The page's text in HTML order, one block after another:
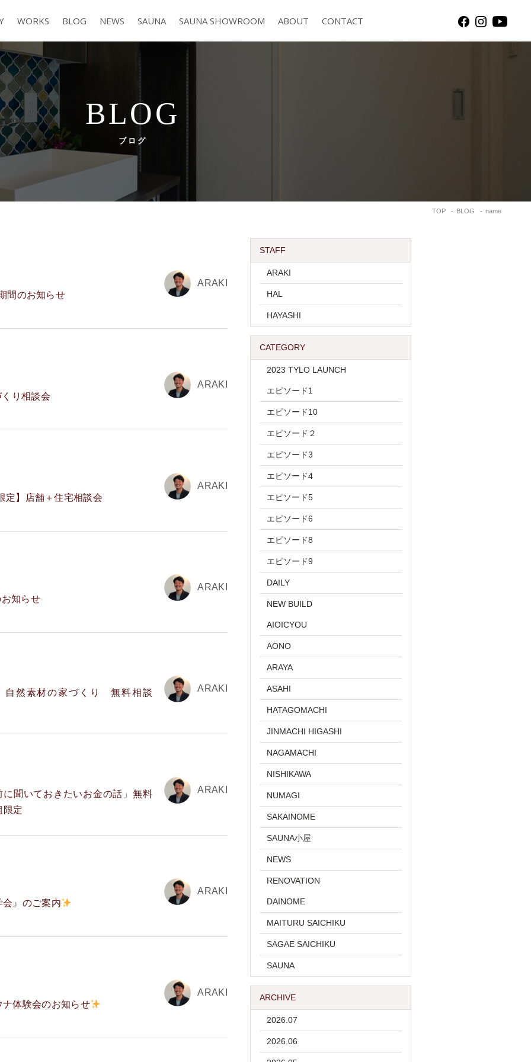
WORKS BLOG NEWS SAUNA SAUNA SHOWROOM ABOUT CONTACT
BLOG
ブログ
TOP BLOG name
間のお知らせ
ARAKI
り相談会
ARAKI
定】店舗＋住宅相談会
ARAKI
知らせ
ARAKI
自然素材の家づくり 無料相談 ARAKI
に聞いておきたいお金の話」無料
定
ARAKI
』のご案内
ARAKI
ナ体験会のお知らせ
ARAKI
STAFF
ARAKI
HAL
HAYASHI
CATEGORY
2023 TYLO LAUNCH
エピソード1
エピソード10
エピソード２
エピソード3
エピソード4
エピソード5
エピソード6
エピソード8
エピソード9
DAILY
NEW BUILD
AIOICYOU
AONO
ARAYA
ASAHI
HATAGOMACHI
JINMACHI HIGASHI
NAGAMACHI
NISHIKAWA
NUMAGI
SAKAINOME
SAUNA小屋
NEWS
RENOVATION
DAINOME
MAITURU SAICHIKU
SAGAE SAICHIKU
SAUNA
ARCHIVE
2026.07
2026.06